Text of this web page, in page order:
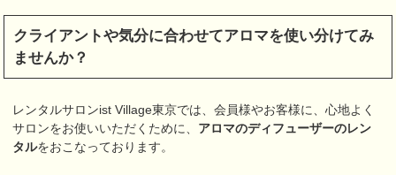
クライアントや気分に合わせてアロマを使い分けてみ
ませんか？
レンタルサロンist Village東京では、会員様やお客様に、心地よく
サロンをお使いいただくために、 アロマのディフューザーのレン
タルをおこなっております。